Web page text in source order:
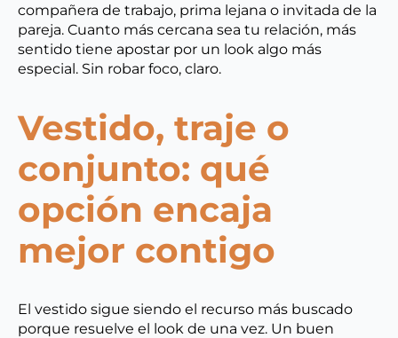
compañera de trabajo, prima lejana o invitada de la
pareja. Cuanto más cercana sea tu relación, más
sentido tiene apostar por un look algo más
especial. Sin robar foco, claro.
Vestido, traje o
conjunto: qué
opción encaja
mejor contigo
El vestido sigue siendo el recurso más buscado
porque resuelve el look de una vez. Un buen